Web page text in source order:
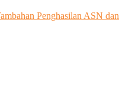
Penghasilan ASN dan